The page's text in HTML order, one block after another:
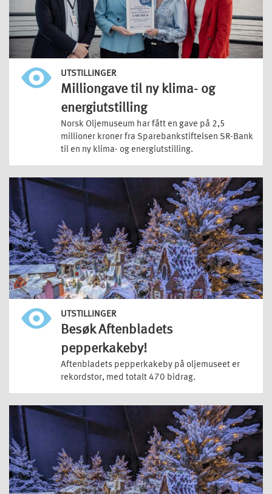
UTSTILLINGER
Milliongave til ny klima- og
energiutstilling
Norsk Oljemuseum har fått en gave på 2,5
millioner kroner fra Sparebankstiftelsen SR-Bank
til en ny klima- og energiutstilling.
UTSTILLINGER
Besøk Aftenbladets
pepperkakeby!
Aftenbladets pepperkakeby på oljemuseet er
rekordstor, med totalt 470 bidrag.